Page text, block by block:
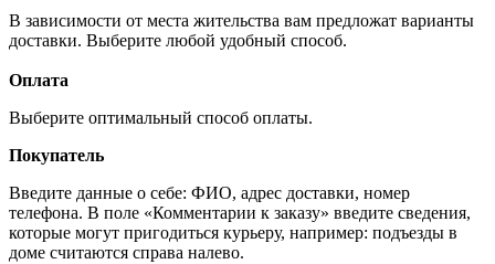
В зависимости от места жительства вам предложат варианты
доставки. Выберите любой удобный способ.
Оплата
Выберите оптимальный способ оплаты.
Покупатель
Введите данные о себе: ФИО, адрес доставки, номер
телефона. В поле «Комментарии к заказу» введите сведения,
которые могут пригодиться курьеру, например: подъезды в
доме считаются справа налево.